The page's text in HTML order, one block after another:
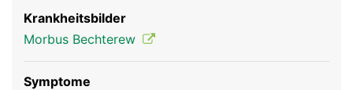
News
Ratgeber
Krankheitsbilder
Morbus Bechterew
Symptome